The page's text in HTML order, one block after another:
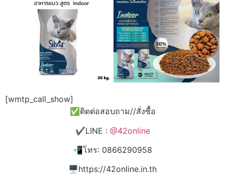
[wmtp_call_show]
✅ติดต่อสอบถาม//สั่งซื้อ
✔️LINE : @42online
📲โทร: 0866290958
🖥️https://42online.in.th